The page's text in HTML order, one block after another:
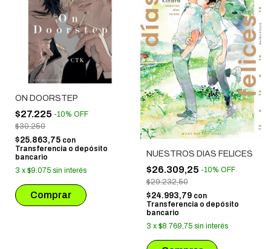
ON DOORSTEP
$27.225 -10% OFF
$30.250
$25.863,75 con
Transferencia o depósito
bancario
3 x $9.075 sin interés
NUESTROS DIAS FELICES
$26.309,25 -10% OFF
$29.232,50
$24.993,79 con
Transferencia o depósito
bancario
3 x $8.769,75 sin interés